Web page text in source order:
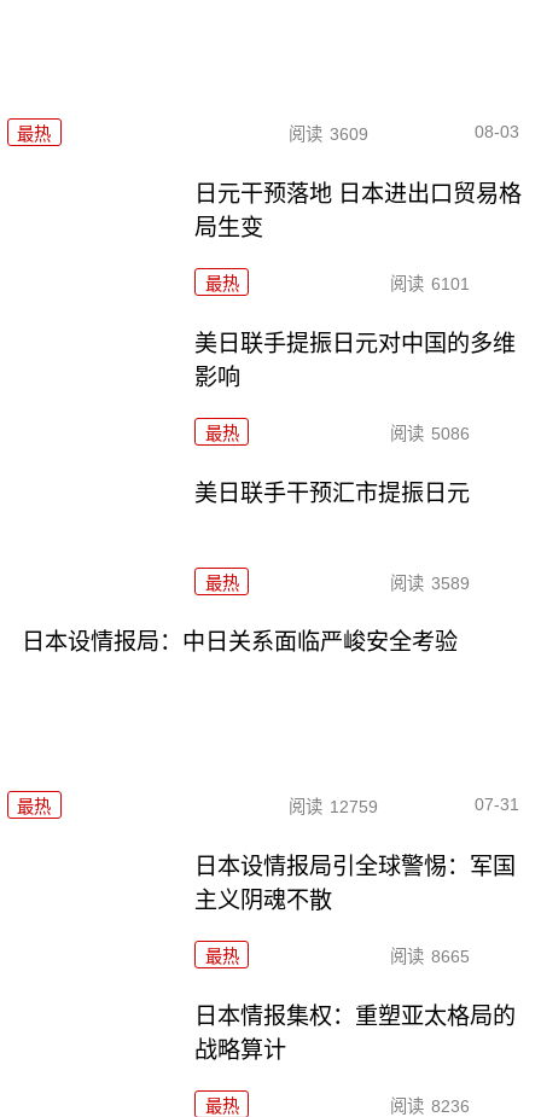
最热 阅读 3609 08-03
日元干预落地 日本进出口贸易格
局生变
最热 阅读 6101
美日联手提振日元对中国的多维
影响
最热 阅读 5086
美日联手干预汇市提振日元
最热 阅读 3589
日本设情报局：中日关系面临严峻安全考验
最热 阅读 12759 07-31
日本设情报局引全球警惕：军国
主义阴魂不散
最热 阅读 8665
日本情报集权：重塑亚太格局的
战略算计
最热 阅读 8236